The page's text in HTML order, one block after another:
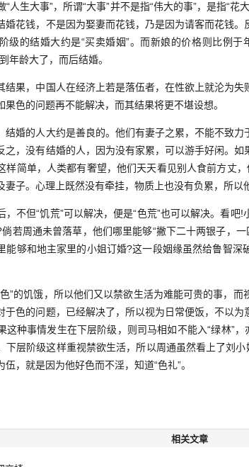
生大事”，所谓“大事”并不是指“伟大的事”，是指“花
婚花钱，不是因为娶妻而花钱，乃是因为请客而花钱
级的结婚大约是“买卖婚姻”。而新娘的价格则比例
年龄大了，而后结婚。
果，中国人在经济上若是落伍者，在性欲上就沦为失
色的问题再不能解决，而其结果将更不堪设想。
的人大约是善良的。他们有妻子之累，不能不致力
之，没有结婚的人，因为没有家累，可以游手好闲。
样简单，人类都有奢望，他们天天看见别人食前方丈
妻子。心理上既然没有牵挂，物质上也没有负累，所以
但“饥荒”可以解决，便是“色荒”也可以解决。看吧!
若周通未曾落草，他们哪里能够“撇下二十两银子，
能够和地主家里的小姐订婚?这一段姻缘虽然给鲁智
的饥饿，所以他们又以禁欲生活为难能可贵的事，而
于色的问题，已经解决了，所以视为日常便饭，不以
这种事情发生在下层阶级，则司马相如不能入“绿林”
下层阶级这样重视禁欲生活，所以周通虽然看上了刘
，就是因为他好色而不淫，知道“色礼”。
相关文章